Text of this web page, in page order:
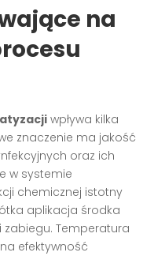
na
wpływa kilka
znaczenie ma jakość
oraz ich
w systemie
chemicznej istotny
aplikacja środka
Temperatura
efektywność